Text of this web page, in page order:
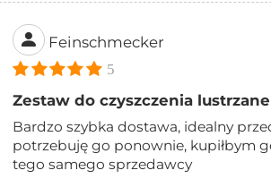
Feinschmecker
5
Zestaw do czyszczenia
Bardzo szybka dostawa, idealny
potrzebuję go ponownie, kupiłbym
tego samego sprzedawcy